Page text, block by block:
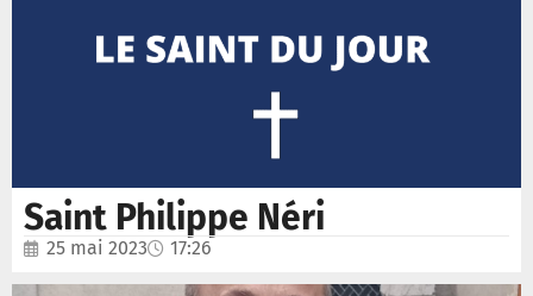
Saint Philippe Néri
25 mai 2023 17:26